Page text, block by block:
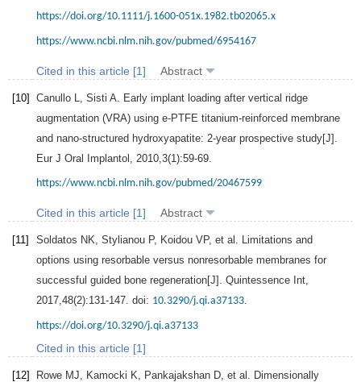
https://doi.org/10.1111/j.1600-051x.1982.tb02065.x
https://www.ncbi.nlm.nih.gov/pubmed/6954167
Cited in this article [1] Abstract
[10] Canullo L Sisti A . Early implant loading after vertical ridge
augmentation (VRA) using e-PTFE titanium-reinforced membrane
and nano-structured hydroxyapatite: 2-year prospective study[J].
Eur J Oral Implantol
2010 3(1):59-69.
https://www.ncbi.nlm.nih.gov/pubmed/20467599
Cited in this article [1] Abstract
[11] Soldatos NK Stylianou P, Koidou VP, et al. Limitations and
options using resorbable versus nonresorbable membranes for
successful guided bone regeneration[J]. Quintessence Int
2017 48(2):131-147. doi: 10.3290/j.qi.a37133
https://doi.org/10.3290/j.qi.a37133
Cited in this article [1]
[12] Rowe MJ Kamocki K Pankajakshan D , et al. Dimensionally